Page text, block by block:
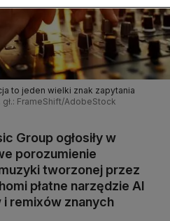
to jeden wielki znak zapytania
gł.: FrameShift/AdobeStock
Group ogłosiły w
porozumienie
tworzonej przez
płatne narzędzie AI
remixów znanych